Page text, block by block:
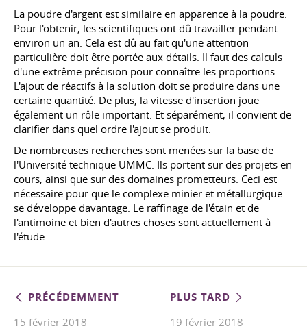
La poudre d'argent est similaire en apparence à la poudre.
Pour l'obtenir, les scientifiques ont dû travailler pendant
environ un an. Cela est dû au fait qu'une attention
particulière doit être portée aux détails. Il faut des calculs
d'une extrême précision pour connaître les proportions.
L'ajout de réactifs à la solution doit se produire dans une
certaine quantité. De plus, la vitesse d'insertion joue
également un rôle important. Et séparément, il convient de
clarifier dans quel ordre l'ajout se produit.
De nombreuses recherches sont menées sur la base de
l'Université technique UMMC. Ils portent sur des projets en
cours, ainsi que sur des domaines prometteurs. Ceci est
nécessaire pour que le complexe minier et métallurgique
se développe davantage. Le raffinage de l'étain et de
l'antimoine et bien d'autres choses sont actuellement à
l'étude.
PRÉCÉDEMMENT
15 février 2018
PLUS TARD
19 février 2018